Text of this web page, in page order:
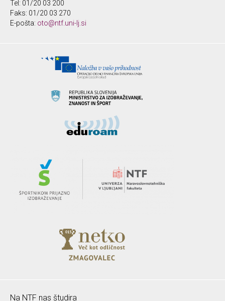
Tel: 01/20 03 200
Faks: 01/20 03 270
E-pošta: oto@ntf.uni-lj.si
Na NTF nas študira